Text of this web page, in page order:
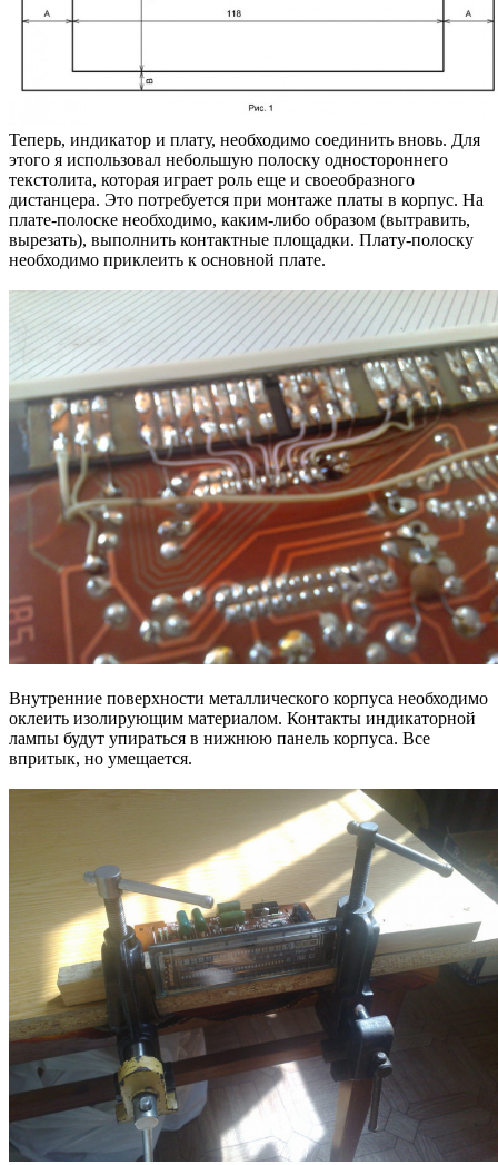
Теперь, индикатор и плату, необходимо соединить вновь. Для
этого я использовал небольшую полоску одностороннего
текстолита, которая играет роль еще и своеобразного
дистанцера. Это потребуется при монтаже платы в корпус. На
плате-полоске необходимо, каким-либо образом (вытравить,
вырезать), выполнить контактные площадки. Плату-полоску
необходимо приклеить к основной плате.
Внутренние поверхности металлического корпуса необходимо
оклеить изолирующим материалом. Контакты индикаторной
лампы будут упираться в нижнюю панель корпуса. Все
впритык, но умещается.